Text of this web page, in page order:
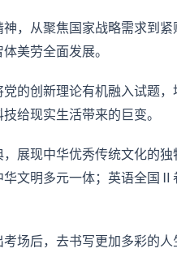
，从聚焦国家战略需求到
美劳全面发展。
的创新理论有机融入试题
给现实生活带来的巨变。
展现中华优秀传统文化的
文明多元一体；英语全国
场后，去书写更加多彩的人